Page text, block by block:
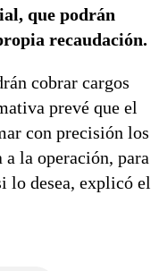
que podrán
recaudación.
cobrar cargos
prevé que el
con precisión los
la operación, para
lo desea, explicó el